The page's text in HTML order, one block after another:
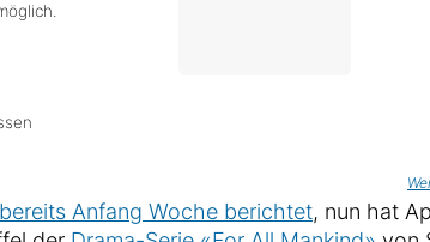
bereits Anfang Woche berichtet, nun hat